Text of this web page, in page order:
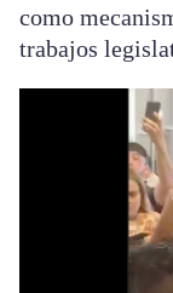
como
trabajos